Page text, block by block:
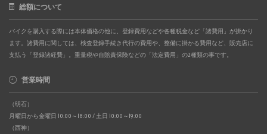
総額について
バイクを購入する際には本体価格の他に、登録費用などや各種税金など「諸費用」が掛かり
ます。諸費用に関しては、検査登録手続き代行の費用や、整備に掛かる費用など、販売店に
支払う「登録諸経費」。重量税や自賠責保険などの「法定費用」の2種類の事です。
営業時間
（明石）
月曜日から金曜日 10:00～18:00 / 土日 10:00～19:00
（西神）